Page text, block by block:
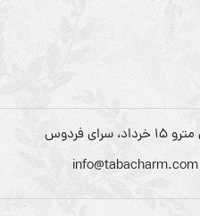
فردوس
info@tabacharm.com